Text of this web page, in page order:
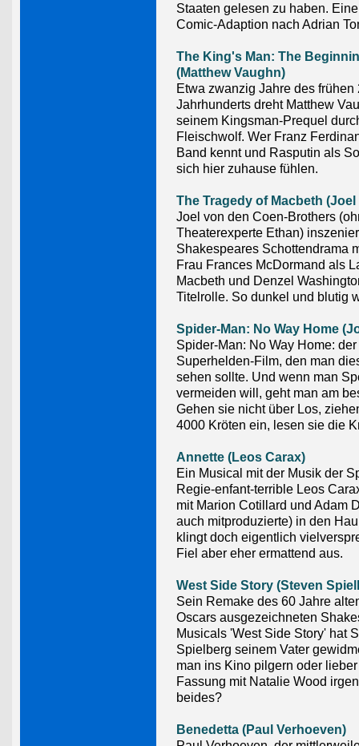
Staaten gelesen zu haben.
Comic-Adaption nach Adrian
The King's Man: The
(Matthew Vaughn)
Etwa zwanzig Jahre des frühen
Jahrhunderts dreht Matthew
seinem Kingsman-Prequel
Fleischwolf. Wer Franz
Band kennt und Rasputin als
sich hier zuhause fühlen.
The Tragedy of Macbeth (Joel
Joel von den Coen-Brothers
Theaterexperte Ethan)
Shakespeares Schottendrama
Frau Frances McDormand als
Macbeth und Denzel
Titelrolle. So dunkel und blutig
Spider-Man: No Way Home
Spider-Man: No Way Home:
Superhelden-Film, den man
sehen sollte. Und wenn man
vermeiden will, geht man am
Gehen sie nicht über Los,
4000 Kröten ein, lesen sie die
Annette (Leos Carax)
Ein Musical mit der Musik der
Regie-enfant-terrible Leos
mit Marion Cotillard und Adam
auch mitproduzierte) in den
klingt doch eigentlich
Fiel aber eher ermattend aus.
West Side Story (Steven
Sein Remake des 60 Jahre
Oscars ausgezeichneten
Musicals 'West Side Story' hat
Spielberg seinem Vater
man ins Kino pilgern oder
Fassung mit Natalie Wood
beides?
Benedetta (Paul Verhoeven)